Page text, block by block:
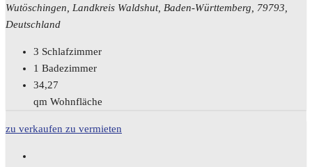
Wutöschingen, Landkreis Waldshut, Baden-Württemberg, 79793,
Deutschland
3 Schlafzimmer
1 Badezimmer
34,27
qm Wohnfläche
zu verkaufen zu vermieten